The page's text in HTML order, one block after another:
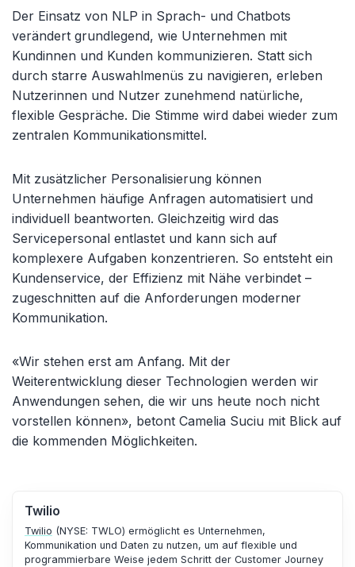
Der Einsatz von NLP in Sprach- und Chatbots
verändert grundlegend, wie Unternehmen mit
Kundinnen und Kunden kommunizieren. Statt sich
durch starre Auswahlmenüs zu navigieren, erleben
Nutzerinnen und Nutzer zunehmend natürliche,
flexible Gespräche. Die Stimme wird dabei wieder zum
zentralen Kommunikationsmittel.
Mit zusätzlicher Personalisierung können
Unternehmen häufige Anfragen automatisiert und
individuell beantworten. Gleichzeitig wird das
Servicepersonal entlastet und kann sich auf
komplexere Aufgaben konzentrieren. So entsteht ein
Kundenservice, der Effizienz mit Nähe verbindet –
zugeschnitten auf die Anforderungen moderner
Kommunikation.
«Wir stehen erst am Anfang. Mit der
Weiterentwicklung dieser Technologien werden wir
Anwendungen sehen, die wir uns heute noch nicht
vorstellen können», betont Camelia Suciu mit Blick auf
die kommenden Möglichkeiten.
Twilio
Twilio (NYSE: TWLO) ermöglicht es Unternehmen,
Kommunikation und Daten zu nutzen, um auf flexible und
programmierbare Weise jedem Schritt der Customer Journey